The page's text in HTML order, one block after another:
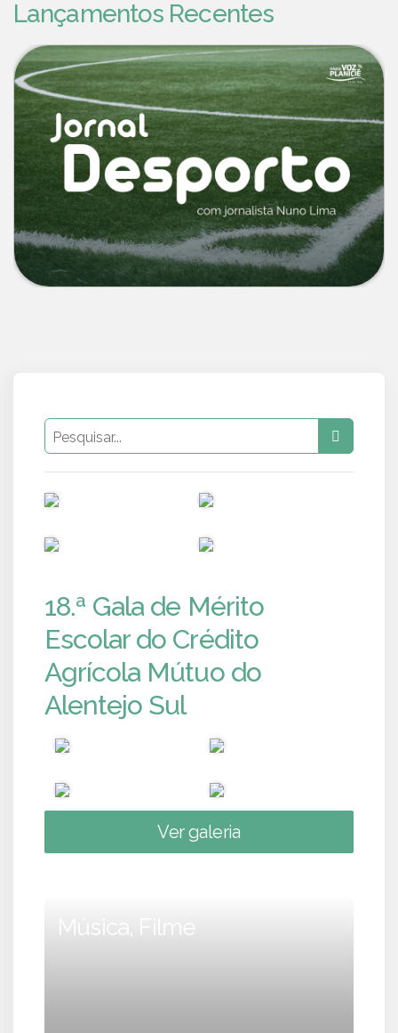
Lançamentos Recentes
18.ª Gala de Mérito
Escolar do Crédito
Agrícola Mútuo do
Alentejo Sul
Ver galeria
Música, Filme